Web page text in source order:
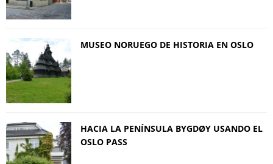
MUSEO NORUEGO DE HISTORIA EN OSLO
HACIA LA PENÍNSULA BYGDØY USANDO EL
OSLO PASS